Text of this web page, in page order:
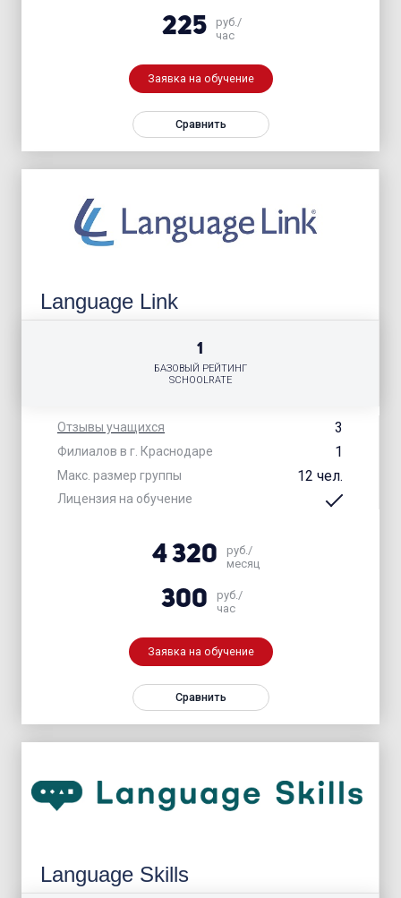
225
руб./
час
Заявка на обучение
Сравнить
Language Link
Отзывы учащихся 3
Филиалов в г. Краснодаре 1
Макс. размер группы 12 чел.
Лицензия на обучение
1
БАЗОВЫЙ РЕЙТИНГ
SCHOOLRATE
4 320
руб./
месяц
300
руб./
час
Заявка на обучение
Сравнить
Language Skills